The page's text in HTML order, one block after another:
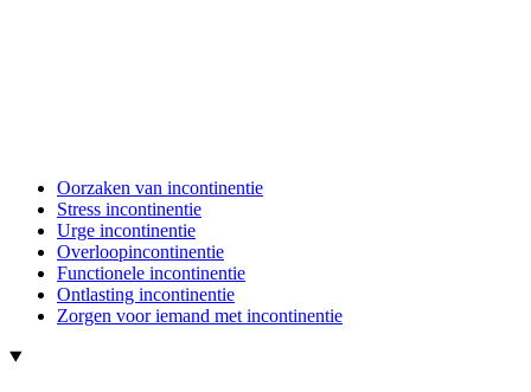
Oorzaken van incontinentie
Stress incontinentie
Urge incontinentie
Overloopincontinentie
Functionele incontinentie
Ontlasting incontinentie
Zorgen voor iemand met incontinentie